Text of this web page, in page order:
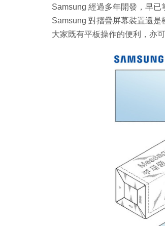
Samsung 經過多年開發，早
Samsung 對摺疊屏幕裝置還
大家既有平板操作的便利，亦